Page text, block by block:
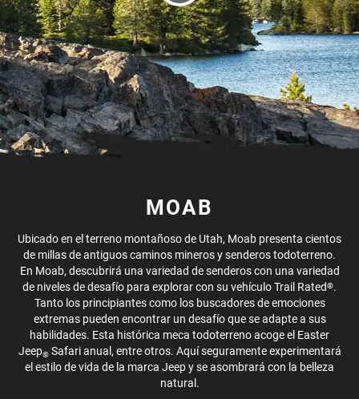
LEFT DISPLAY MOAB
MOAB
Ubicado en el terreno montañoso de Utah, Moab presenta cientos
de millas de antiguos caminos mineros y senderos todoterreno.
En Moab, descubrirá una variedad de senderos con una variedad
de niveles de desafío para explorar con su vehículo Trail Rated®.
Tanto los principiantes como los buscadores de emociones
extremas pueden encontrar un desafío que se adapte a sus
habilidades. Esta histórica meca todoterreno acoge el Easter
Jeep®Safari anual, entre otros. Aquí seguramente experimentará
el estilo de vida de la marca Jeep y se asombrará con la belleza
natural.